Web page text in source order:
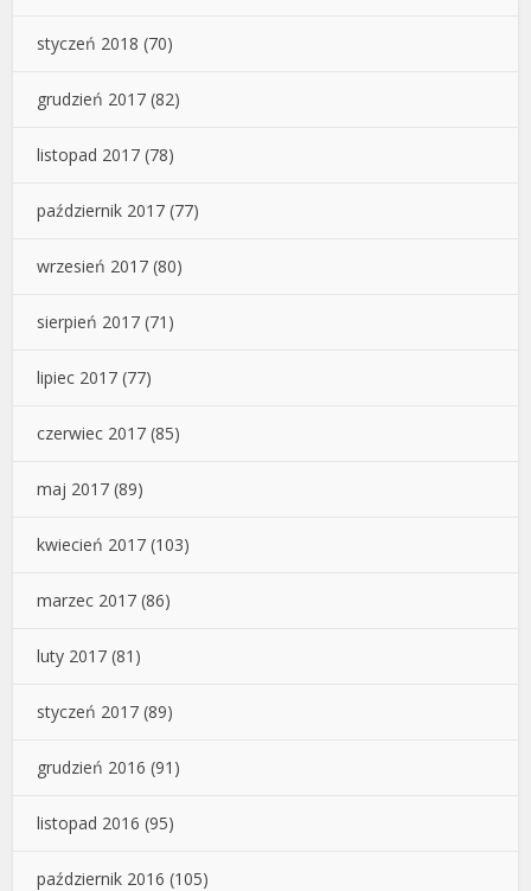
styczeń 2018 (70)
grudzień 2017 (82)
listopad 2017 (78)
październik 2017 (77)
wrzesień 2017 (80)
sierpień 2017 (71)
lipiec 2017 (77)
czerwiec 2017 (85)
maj 2017 (89)
kwiecień 2017 (103)
marzec 2017 (86)
luty 2017 (81)
styczeń 2017 (89)
grudzień 2016 (91)
listopad 2016 (95)
październik 2016 (105)